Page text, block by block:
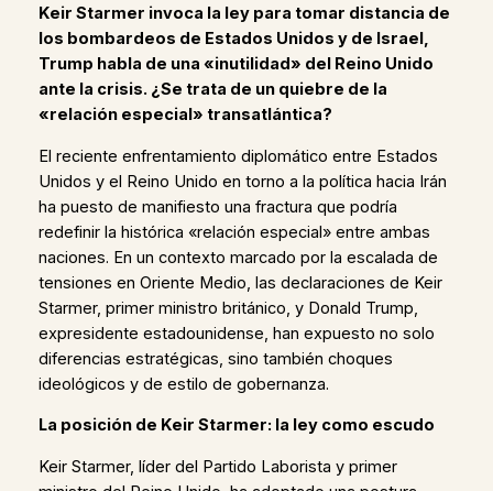
Keir Starmer invoca la ley para tomar distancia de
los bombardeos de Estados Unidos y de Israel,
Trump habla de una «inutilidad» del Reino Unido
ante la crisis. ¿Se trata de un quiebre de la
«relación especial» transatlántica?
El reciente enfrentamiento diplomático entre Estados
Unidos y el Reino Unido en torno a la política hacia Irán
ha puesto de manifiesto una fractura que podría
redefinir la histórica «relación especial» entre ambas
naciones. En un contexto marcado por la escalada de
tensiones en Oriente Medio, las declaraciones de Keir
Starmer, primer ministro británico, y Donald Trump,
expresidente estadounidense, han expuesto no solo
diferencias estratégicas, sino también choques
ideológicos y de estilo de gobernanza.
La posición de Keir Starmer: la ley como escudo
Keir Starmer, líder del Partido Laborista y primer